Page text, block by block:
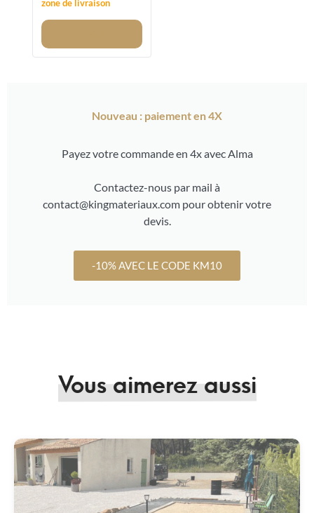
JAUNE
zone de livraison
Nouveau : paiement en 4X
Payez votre commande en 4x avec Alma
Contactez-nous par mail à
contact@kingmateriaux.com pour obtenir votre
devis.
-10% AVEC LE CODE KM10
Vous aimerez aussi